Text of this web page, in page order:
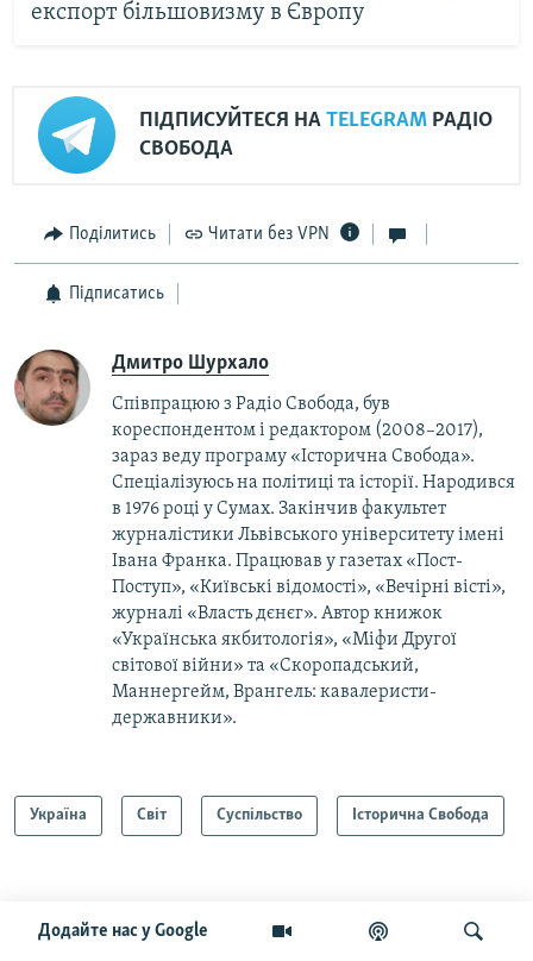
Додайте нас у Google
експорт більшовизму в Європу
ПІДПИСУЙТЕСЯ НА TELEGRAM РАДІО
СВОБОДА
Поділитись Читати без VPN
Підписатись
Дмитро Шурхало
Співпрацюю з Радіо Свобода, був
кореcпондентом і редактором (2008–2017),
зараз веду програму «Історична Свобода».
Спеціалізуюсь на політиці та історії. Народився
в 1976 році у Сумах. Закінчив факультет
журналістики Львівського університету імені
Івана Франка. Працював у газетах «Пост-
Поступ», «Київські відомості», «Вечірні вісті»,
журналі «Власть дєнєг». Автор книжок
«Українська якбитологія», «Міфи Другої
світової війни» та «Скоропадський,
Маннергейм, Врангель: кавалеристи-
державники».
Україна Світ Суспільство Історична Свобода